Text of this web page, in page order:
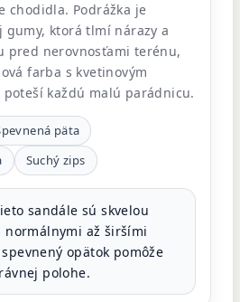
chodidla. Podrážka je
gumy, ktorá tlmí nárazy a
pred nerovnosťami terénu,
farba s kvetinovým
každú malú parádnicu.
päta
Suchý zips
sandále sú skvelou
až širšími
opätok pomôže
polohe.